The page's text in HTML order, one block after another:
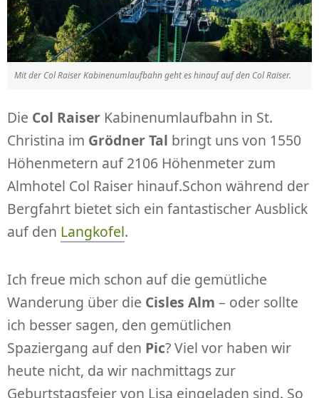
Mit der Col Raiser Kabinenumlaufbahn geht es hinauf auf den Col Raiser.
Die Col Raiser Kabinenumlaufbahn in St.
Christina im Grödner Tal bringt uns von 1550
Höhenmetern auf 2106 Höhenmeter zum
Almhotel Col Raiser hinauf.Schon während der
Bergfahrt bietet sich ein fantastischer Ausblick
auf den Langkofel.
Ich freue mich schon auf die gemütliche
Wanderung über die Cisles Alm – oder sollte
ich besser sagen, den gemütlichen
Spaziergang auf den Pic? Viel vor haben wir
heute nicht, da wir nachmittags zur
Geburtstagsfeier von Lisa eingeladen sind. So